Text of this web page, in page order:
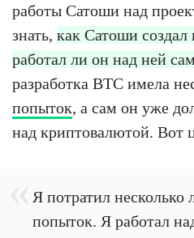
работы Сатоши над
знать, как Сатоши
работал ли он над ней сам
разработка BTC имела
попыток, а сам он уже
над криптовалютой. Вот
Я потратил несколько
попыток. Я работал